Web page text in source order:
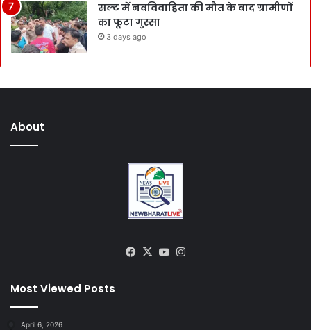
सल्ट में नवविवाहिता की मौत के बाद ग्रामीणों
का फूटा गुस्सा
3 days ago
About
Facebook
X YouTube
Most Viewed Posts
April 6, 2026